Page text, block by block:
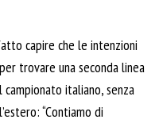
capire che le intenzioni
trovare una seconda linea
italiano, senza
“Contiamo di